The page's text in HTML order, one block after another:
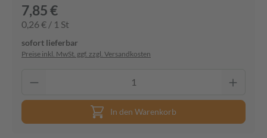
7,85 €
0,26 € / 1 St
sofort lieferbar
Preise inkl. MwSt. ggf. zzgl. Versandkosten
In den Warenkorb